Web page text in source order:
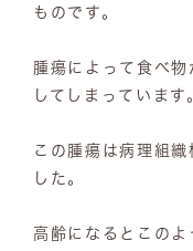
ものです。
腫瘍によって食べ
してしまっています
この腫瘍は病理組
した。
高齢になるとこの